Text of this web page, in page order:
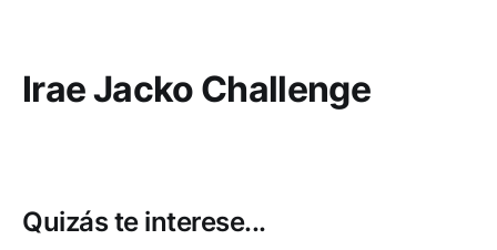
Irae Jacko Challenge
Quizás te interese...